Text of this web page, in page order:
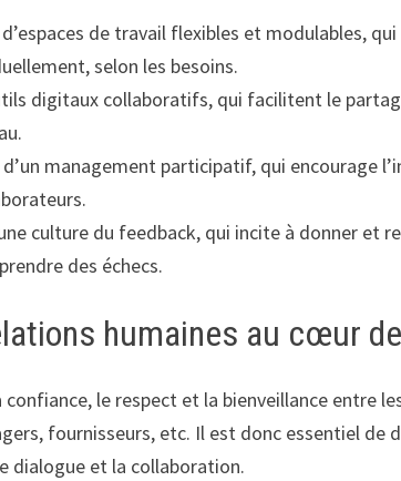
d’espaces de travail flexibles et modulables,
selon les besoins.
digitaux collaboratifs, qui facilitent le
d’un management participatif, qui encourage
culture du feedback, qui incite à donner et
des échecs.
humaines au cœur
confiance, le respect et la bienveillance entre
fournisseurs, etc. Il est donc essentiel de
dialogue et la collaboration.